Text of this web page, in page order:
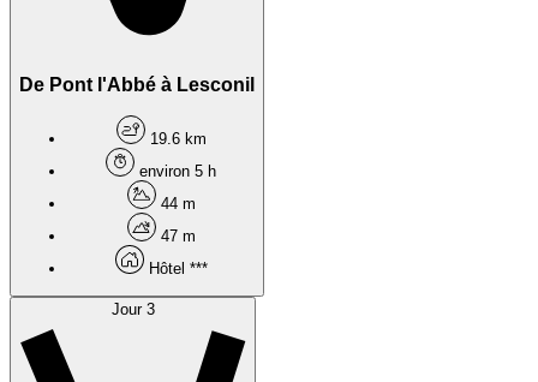
De Pont l'Abbé à Lesconil
19.6 km
environ 5 h
44 m
47 m
Hôtel ***
Jour 3